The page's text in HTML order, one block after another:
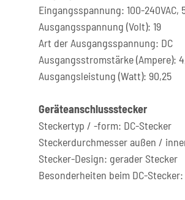
Eingangsspannung: 100-240VAC,
Ausgangsspannung (Volt): 19
Art der Ausgangsspannung: DC
Ausgangsstromstärke (Ampere):
Ausgangsleistung (Watt): 90,25
Geräteanschlussstecker
Steckertyp / -form: DC-Stecker
Steckerdurchmesser außen /
Stecker-Design: gerader Stecker
Besonderheiten beim DC-